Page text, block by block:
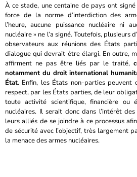
À ce stade, une centaine de pays ont
force de la norme d’interdiction des
l’heure, aucune puissance nucléaire ni
nucléaire » ne l’a signé. Toutefois, plusieurs
observateurs aux réunions des États
dialogue qui devrait être élargi. En outre,
affirment ne pas être liés par le traité,
notamment du droit international
État. Enfin, les États non-parties
respect, par les États parties, de leur
toute activité scientifique, financière ou
nucléaires. Il serait donc dans l’intérêt
leurs alliés de se joindre à ce processus
de sécurité avec l’objectif, très largement
la menace des armes nucléaires.